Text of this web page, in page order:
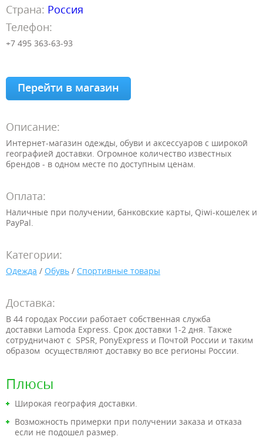
Страна: Россия
Телефон:
+7 495 363-63-93
Перейти в магазин
Описание:
Интернет-магазин одежды, обуви и аксессуаров с широкой
географией доставки. Огромное количество известных
брендов - в одном месте по доступным ценам.
Оплата:
Наличные при получении, банковские карты, Qiwi-кошелек и
PayPal.
Категории:
Одежда / Обувь / Спортивные товары
Доставка:
В 44 городах России работает собственная служба
доставки Lamoda Express. Срок доставки 1-2 дня. Также
сотрудничают с SPSR, PonyExpress и Почтой России и таким
образом осуществляют доставку во все регионы России.
Плюсы
Широкая география доставки.
Возможность примерки при получении заказа и отказа
если не подошел размер.